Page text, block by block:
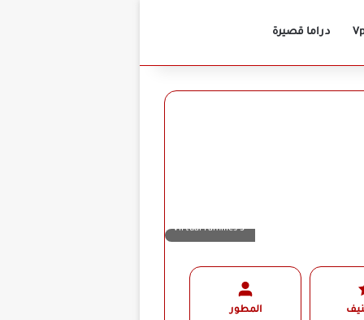
دراما قصيرة
Virtual Families 3
المطور